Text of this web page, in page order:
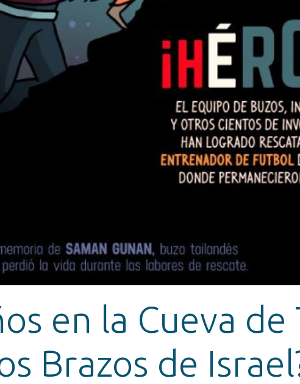
en la Cueva
Brazos de